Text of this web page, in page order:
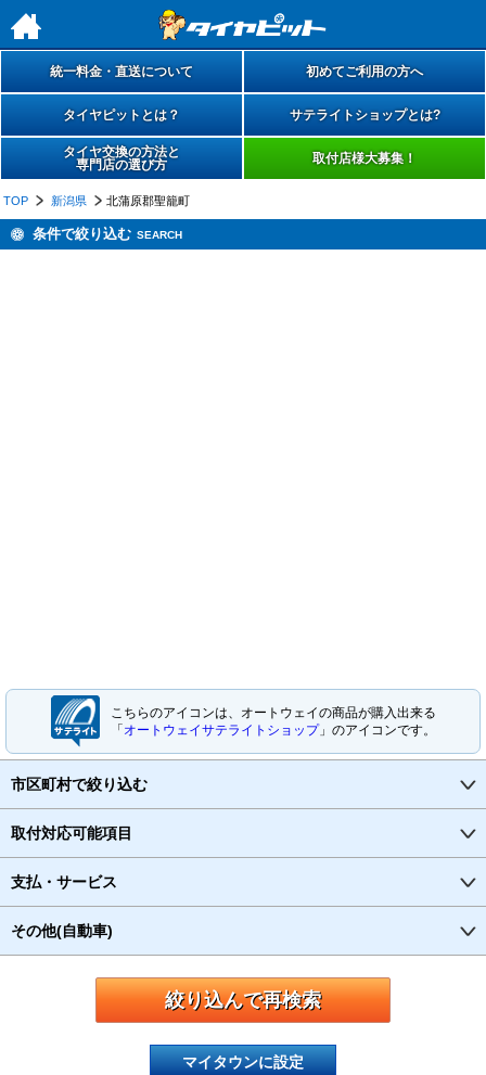
h
統一料金・直送について 初めてご利用の方へ
タイヤピットとは？ サテライトショップとは?
タイヤ交換の方法と
専門店の選び方
取付店様大募集！
TOP 新潟県 北蒲原郡聖籠町
条件で絞り込む SEARCH
こちらのアイコンは、オートウェイの商品が購入出来る
「 オートウェイサテライトショップ」のアイコンです。
市区町村で絞り込む
取付対応可能項目
支払・サービス
その他(自動車)
マイタウンに設定